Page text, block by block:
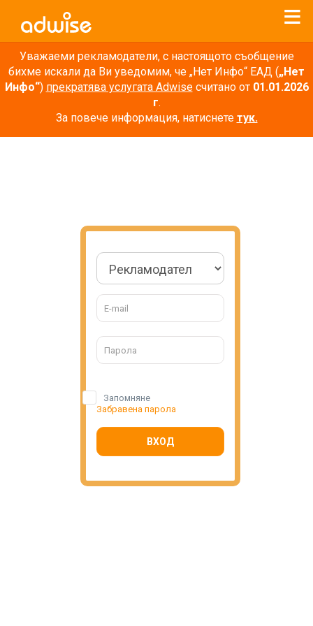
Уважаеми рекламодатели, с настоящото съобщение
бихме искали да Ви уведомим, че „Нет Инфо“ ЕАД („Нет
Инфо“) прекратява услугата Adwiseсчитано от 01.01.2026
г.
За повече информация, натиснете тук.
Запомняне
Забравена парола
ВХОД